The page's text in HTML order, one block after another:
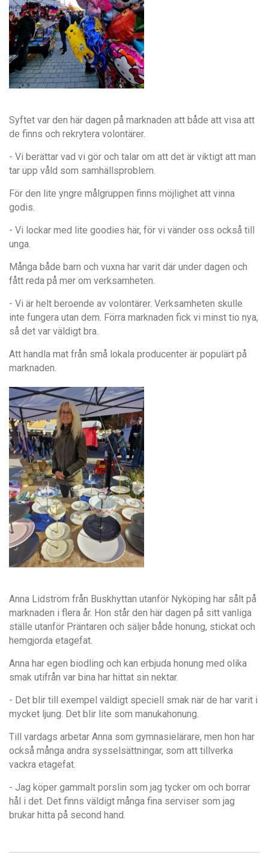
Syftet var den här dagen på marknaden att både att visa att
de finns och rekrytera volontärer.
- Vi berättar vad vi gör och talar om att det är viktigt att man
tar upp våld som samhällsproblem.
För den lite yngre målgruppen finns möjlighet att vinna
godis.
- Vi lockar med lite goodies här, för vi vänder oss också till
unga.
Många både barn och vuxna har varit där under dagen och
fått reda på mer om verksamheten.
- Vi är helt beroende av volontärer. Verksamheten skulle
inte fungera utan dem. Förra marknaden fick vi minst tio nya,
så det var väldigt bra.
Att handla mat från små lokala producenter är populärt på
marknaden.
Anna Lidström från Buskhyttan utanför Nyköping har sålt på
marknaden i flera år. Hon står den här dagen på sitt vanliga
ställe utanför Präntaren och säljer både honung, stickat och
hemgjorda etagefat.
Anna har egen biodling och kan erbjuda honung med olika
smak utifrån var bina har hittat sin nektar.
- Det blir till exempel väldigt speciell smak när de har varit i
mycket ljung. Det blir lite som manukahonung.
Till vardags arbetar Anna som gymnasielärare, men hon har
också många andra sysselsättningar, som att tillverka
vackra etagefat.
- Jag köper gammalt porslin som jag tycker om och borrar
hål i det. Det finns väldigt många fina serviser som jag
brukar hitta på second hand.